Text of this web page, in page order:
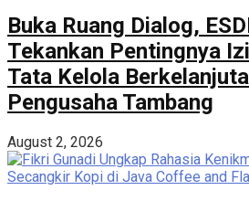
Buka Ruang Dialog,
Tekankan Pentingnya
Tata Kelola
Pengusaha Tambang
August 2, 2026